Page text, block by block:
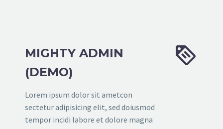
MIGHTY ADMIN
(DEMO)
Lorem ipsum dolor sit ametcon
sectetur adipisicing elit, sed doiusmod
tempor incidi labore et dolore magna

